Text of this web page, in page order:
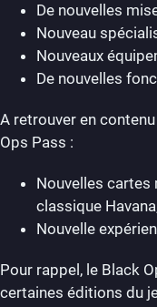
De nouvelles
Nouveau
Nouveaux
De nouvelles
A retrouver en
Ops Pass :
Nouvelles cartes
classique
Nouvelle
Pour rappel, le Black
certaines éditions du